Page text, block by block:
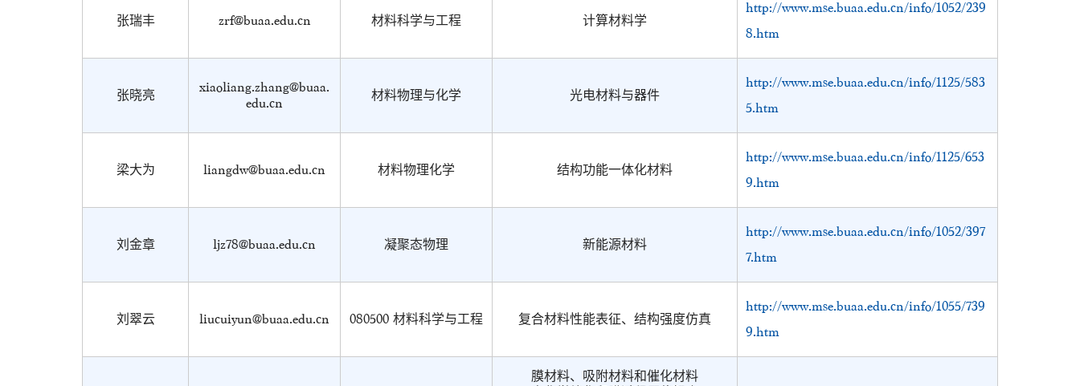
张瑞丰 zrf@buaa.edu.cn 材料科学与工程 计算材料学
http://www.mse.buaa.edu.cn/info/1052/239
8.htm
张晓亮
xiaoliang.zhang@buaa.
edu.cn
材料物理与化学 光电材料与器件
http://www.mse.buaa.edu.cn/info/1125/583
5.htm
梁大为 liangdw@buaa.edu.cn 材料物理化学 结构功能一体化材料
http://www.mse.buaa.edu.cn/info/1125/653
9.htm
刘金章 ljz78@buaa.edu.cn 凝聚态物理 新能源材料
http://www.mse.buaa.edu.cn/info/1052/397
7.htm
刘翠云 liucuiyun@buaa.edu.cn 080500 材料科学与工程 复合材料性能表征、结构强度仿真
http://www.mse.buaa.edu.cn/info/1055/739
9.htm
膜材料、吸附材料和催化材料